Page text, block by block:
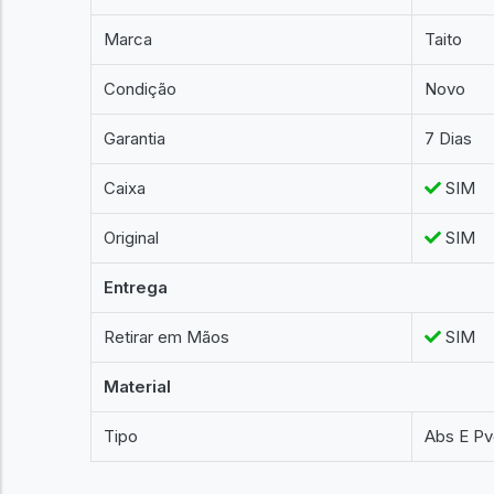
Marca Taito
Condição Novo
Garantia 7 Dias
Caixa SIM
Original SIM
Entrega
Retirar em Mãos SIM
Material
Tipo Abs E